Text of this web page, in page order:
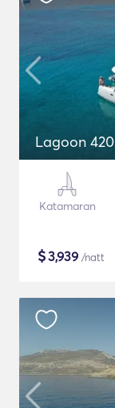
Lagoon 420
Katamaran
$3,939 /natt